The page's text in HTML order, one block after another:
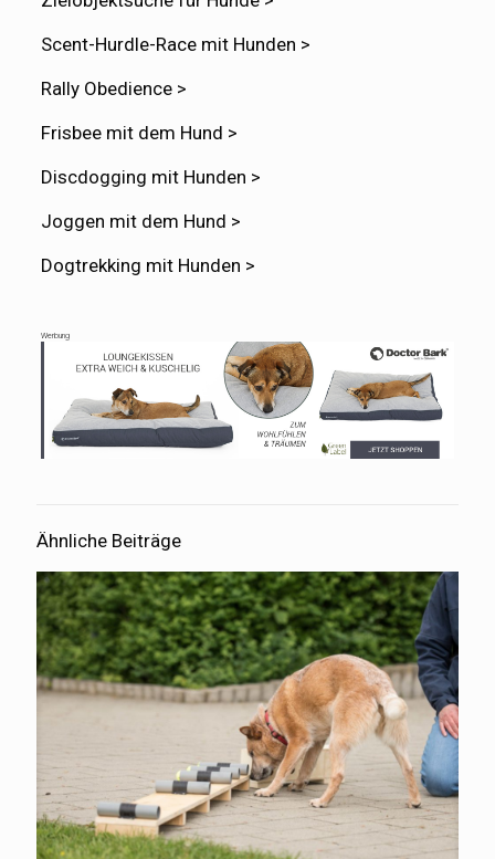
Scent-Hurdle-Race mit Hunden >
Rally Obedience >
Frisbee mit dem Hund >
Discdogging mit Hunden >
Joggen mit dem Hund >
Dogtrekking mit Hunden >
Werbung
Ähnliche Beiträge